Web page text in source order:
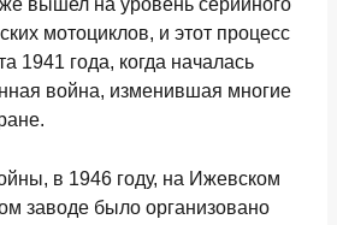
вышел на уровень серийного
мотоциклов, и этот процесс
1941 года, когда началась
война, изменившая многие
в 1946 году, на Ижевском
заводе было организовано